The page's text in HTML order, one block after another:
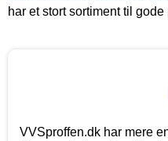
har et stort sortiment til gode
VVSproffen.dk har mere